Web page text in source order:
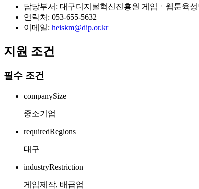
담당부서: 대구디지털혁신진흥원 게임ㆍ웹툰육성
연락처: 053-655-5632
이메일: heiskm@dip.or.kr
지원 조건
필수 조건
companySize
중소기업
requiredRegions
대구
industryRestriction
게임제작, 배급업